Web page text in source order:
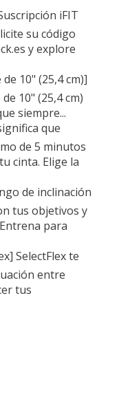
iFIT
su código
y explore
10" (25,4 cm)]
10" (25,4 cm)
siempre...
que
de 5 minutos
cinta. Elige la
de inclinación
tus objetivos y
para
SelectFlex te
entre
tus